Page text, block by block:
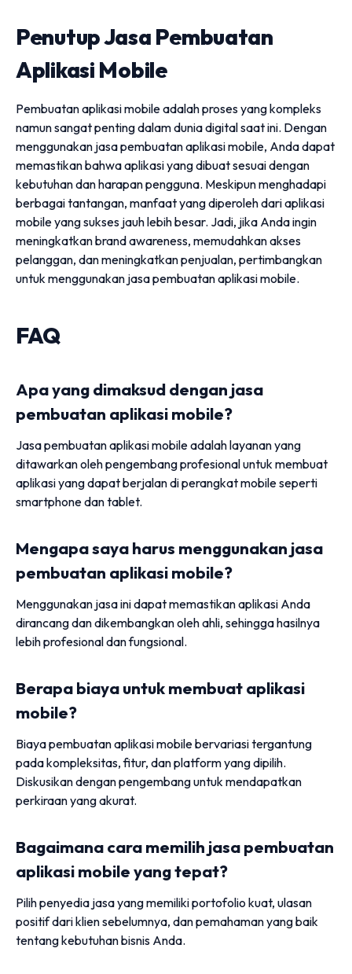
Penutup Jasa Pembuatan
Aplikasi Mobile
Pembuatan aplikasi mobile adalah proses yang kompleks
namun sangat penting dalam dunia digital saat ini. Dengan
menggunakan jasa pembuatan aplikasi mobile, Anda dapat
memastikan bahwa aplikasi yang dibuat sesuai dengan
kebutuhan dan harapan pengguna. Meskipun menghadapi
berbagai tantangan, manfaat yang diperoleh dari aplikasi
mobile yang sukses jauh lebih besar. Jadi, jika Anda ingin
meningkatkan brand awareness, memudahkan akses
pelanggan, dan meningkatkan penjualan, pertimbangkan
untuk menggunakan jasa pembuatan aplikasi mobile.
FAQ
Apa yang dimaksud dengan jasa
pembuatan aplikasi mobile?
Jasa pembuatan aplikasi mobile adalah layanan yang
ditawarkan oleh pengembang profesional untuk membuat
aplikasi yang dapat berjalan di perangkat mobile seperti
smartphone dan tablet.
Mengapa saya harus menggunakan jasa
pembuatan aplikasi mobile?
Menggunakan jasa ini dapat memastikan aplikasi Anda
dirancang dan dikembangkan oleh ahli, sehingga hasilnya
lebih profesional dan fungsional.
Berapa biaya untuk membuat aplikasi
mobile?
Biaya pembuatan aplikasi mobile bervariasi tergantung
pada kompleksitas, fitur, dan platform yang dipilih.
Diskusikan dengan pengembang untuk mendapatkan
perkiraan yang akurat.
Bagaimana cara memilih jasa pembuatan
aplikasi mobile yang tepat?
Pilih penyedia jasa yang memiliki portofolio kuat, ulasan
positif dari klien sebelumnya, dan pemahaman yang baik
tentang kebutuhan bisnis Anda.